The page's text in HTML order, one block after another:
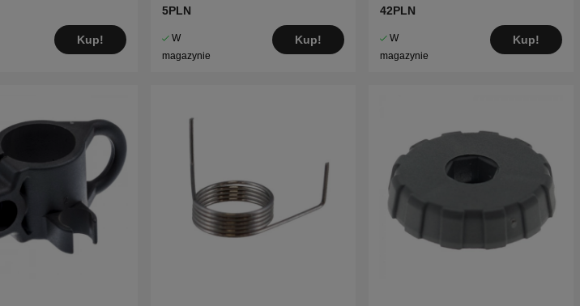
Kup!
5PLN
W
magazynie
Kup!
42PLN
W
magazynie
Kup!